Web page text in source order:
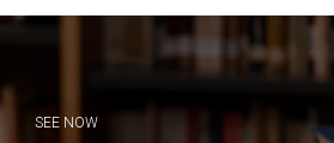
SEE NOW